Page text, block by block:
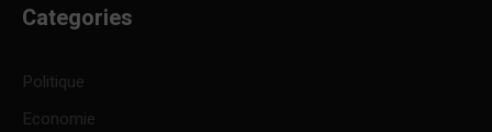
Categories
Politique
Economie